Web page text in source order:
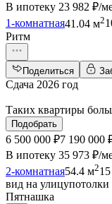
В ипотеку 23 982 ₽/
1-комнатная41.04 м2
Ритм
Поделиться
Сдача 2026 год
Таких квартиры
Подобрать
6 500 000 ₽7 190 000
В ипотеку 35 973 ₽/
2-комнатная54.4 м2
вид на улицупотолки
Пятнашка